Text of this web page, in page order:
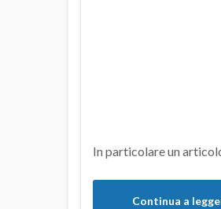
In particolare un
Continua a